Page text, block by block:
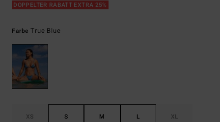
DOPPELTER RABATT EXTRA 25%
FarbeTrue Blue
XS S M L XL